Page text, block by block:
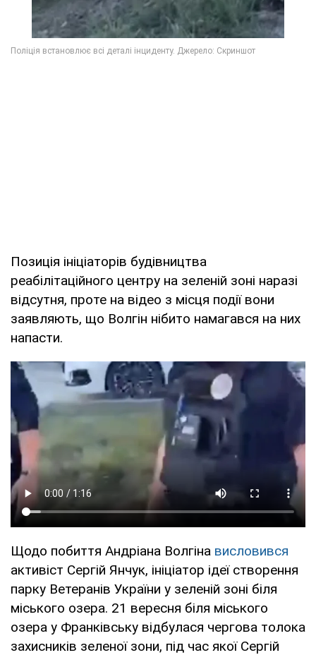
Позиція ініціаторів будівництва
реабілітаційного центру на зеленій зоні наразі
відсутня, проте на відео з місця події вони
заявляють, що Волгін нібито намагався на них
напасти.
Щодо побиття Андріана Волгіна висловився
активіст Сергій Янчук, ініціатор ідеї створення
парку Ветеранів України у зеленій зоні біля
міського озера. 21 вересня біля міського
озера у Франківську відбулася чергова толока
захисників зеленої зони, під час якої Сергій